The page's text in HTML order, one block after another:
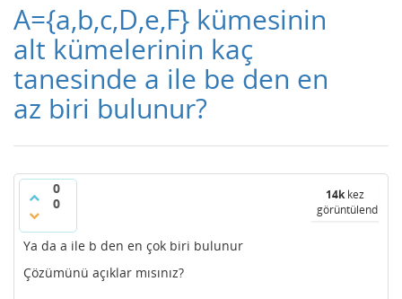
A={a,b,c,D,e,F} kümesinin
alt kümelerinin kaç
tanesinde a ile be den en
az biri bulunur?
0
0
14kkez
görüntülendi
Ya da a ile b den en çok biri bulunur
Çözümünü açıklar mısınız?